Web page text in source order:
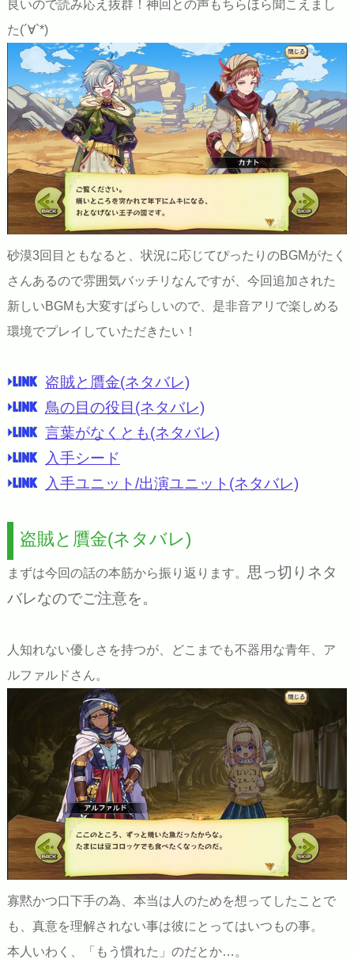
良いので読み応え抜群！神回との声もちらほら聞こえまし
た(´∀`*)
砂漠3回目ともなると、状況に応じてぴったりのBGMがたく
さんあるので雰囲気バッチリなんですが、今回追加された
新しいBGMも大変すばらしいので、是非音アリで楽しめる
環境でプレイしていただきたい！
盗賊と贋金(ネタバレ)
鳥の目の役目(ネタバレ)
言葉がなくとも(ネタバレ)
入手シード
入手ユニット/出演ユニット(ネタバレ)
盗賊と贋金(ネタバレ)
まずは今回の話の本筋から振り返ります。 思っ切りネタ
バレなのでご注意を。
人知れない優しさを持つが、どこまでも不器用な青年、ア
ルファルドさん。
寡黙かつ口下手の為、本当は人のためを想ってしたことで
も、真意を理解されない事は彼にとってはいつもの事。
本人いわく、「もう慣れた」のだとか…。